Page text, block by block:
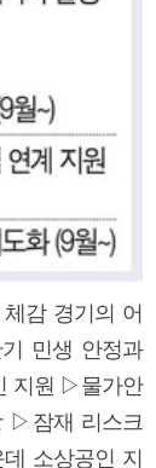
감 경기의 어
민생 안정과
지원 ▷물가안
▷잠재 리스크
소상공인 지